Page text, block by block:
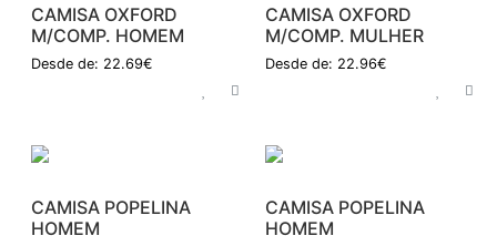
CAMISA OXFORD
M/COMP. HOMEM
Desde de: 22.69€
CAMISA OXFORD
M/COMP. MULHER
Desde de: 22.96€
CAMISA POPELINA
HOMEM
CAMISA POPELINA
HOMEM